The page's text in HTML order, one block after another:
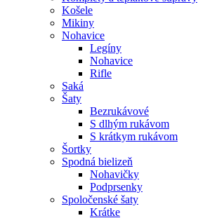
Košele
Mikiny
Nohavice
Legíny
Nohavice
Rifle
Saká
Šaty
Bezrukávové
S dlhým rukávom
S krátkym rukávom
Šortky
Spodná bielizeň
Nohavičky
Podprsenky
Spoločenské šaty
Krátke